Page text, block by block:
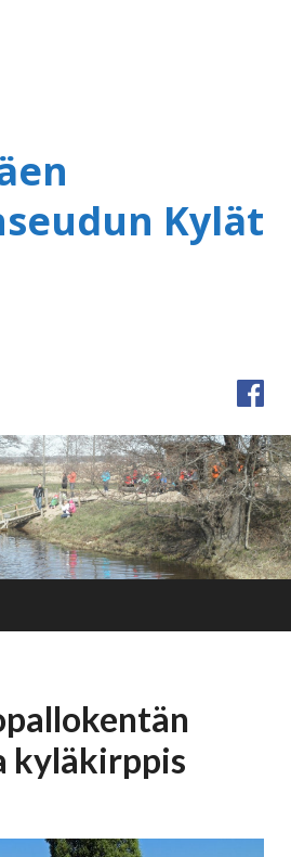
Kylät
kyläkirppis